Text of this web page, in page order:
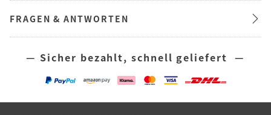
FRAGEN & ANTWORTEN
— Sicher bezahlt, schnell geliefert —